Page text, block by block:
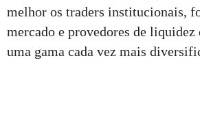
melhor os traders institucionais,
mercado e provedores de
uma gama cada vez mais